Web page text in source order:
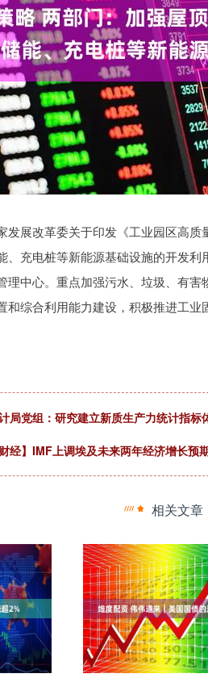
展改革委关于印发《工业园区高质
、充电桩等新能源基础设施的开发
理中心。重点加强污水、垃圾、有
和综合利用能力建设，积极推进工
局党组：研究建立新质生产力统计指
经】IMF上调埃及未来两年经济增长预
相关文章
3940.04 39.68 1.02%